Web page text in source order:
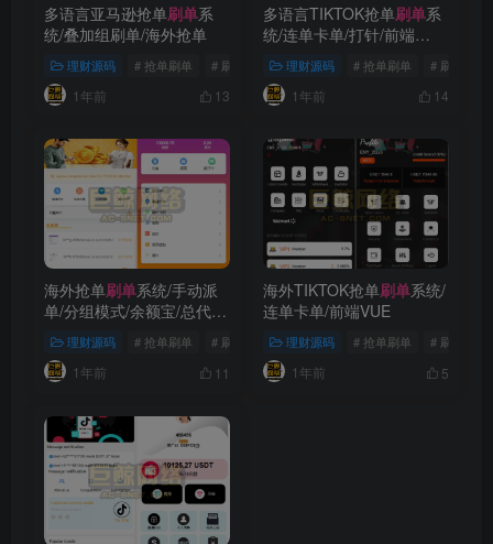
多语言亚马逊抢单刷单系
统/叠加组刷单/海外抢单
理财源码 # 抢单刷单 # 刷单系统 # 亚马逊抢单
1年前 13
多语言TIKTOK抢单刷单系
统/连单卡单/打针/前端
理财源码 # 抢单刷单 # 刷单系统
1年前 14
海外抢单刷单系统/手动派
单/分组模式/余额宝/总代
理/代理
理财源码 # 抢单刷单 # 刷单系统 # 海外抢单
1年前 11
海外TIKTOK抢单刷单系统/
连单卡单/前端VUE
理财源码 # 抢单刷单 # 刷单系统
1年前 5